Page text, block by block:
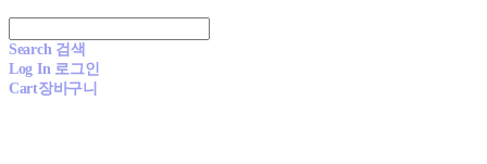
Search 검색
Log In 로그인
Cart장바구니